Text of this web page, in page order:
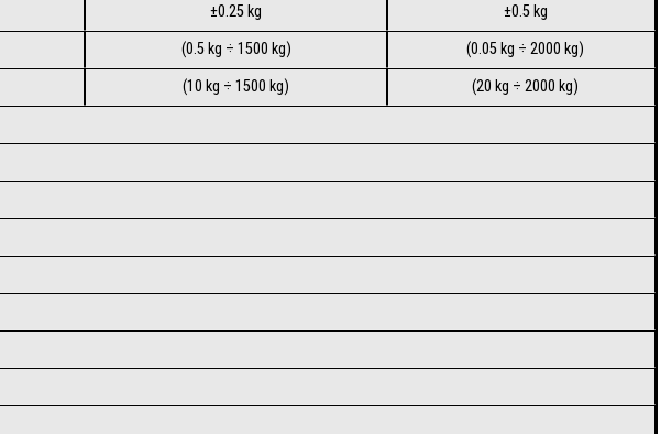
±0.25 kg
±0.5 kg
(0.5 kg ÷ 1500 kg)
(0.05 kg ÷ 2000 kg)
(10 kg ÷ 1500 kg)
(20 kg ÷ 2000 kg)